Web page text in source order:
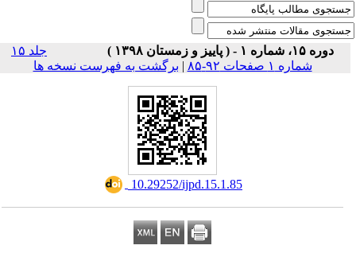
دوره ۱۵، شماره ۱ - ( پاییز و زمستان ۱۳۹۸ )
جلد ۱۵
شماره ۱ صفحات ۹۲-۸۵
| برگشت به فهرست نسخه ها
‎ 10.29252/ijpd.15.1.85